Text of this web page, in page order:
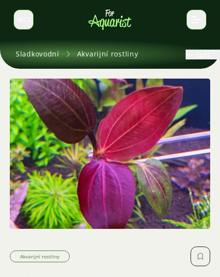
Select language
Sladkovodní Akvarijní rostliny
Akvarijní rostliny